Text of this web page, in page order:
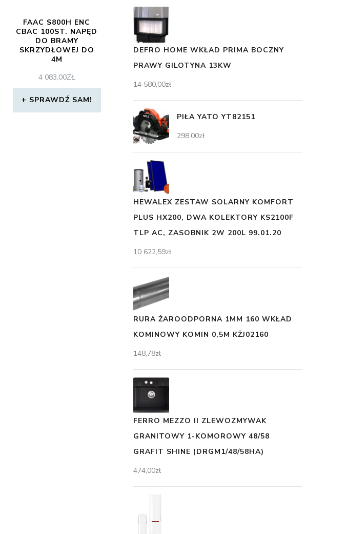
FAAC S800H ENC
CBAC 100ST. NAPĘD
DO BRAMY
SKRZYDŁOWEJ DO
4M
4 083,00ZŁ
SPRAWDŹ SAM!
DEFRO HOME WKŁAD PRIMA BOCZNY
PRAWY GILOTYNA 13KW
14 580,00zł
PIŁA YATO YT82151
298,00zł
HEWALEX ZESTAW SOLARNY KOMFORT
PLUS HX200, DWA KOLEKTORY KS2100F
TLP AC, ZASOBNIK 2W 200L 99.01.20
10 622,59zł
RURA ŻAROODPORNA 1MM 160 WKŁAD
KOMINOWY KOMIN 0,5M KŻJ02160
148,78zł
FERRO MEZZO II ZLEWOZMYWAK
GRANITOWY 1-KOMOROWY 48/58
GRAFIT SHINE (DRGM1/48/58HA)
474,00zł